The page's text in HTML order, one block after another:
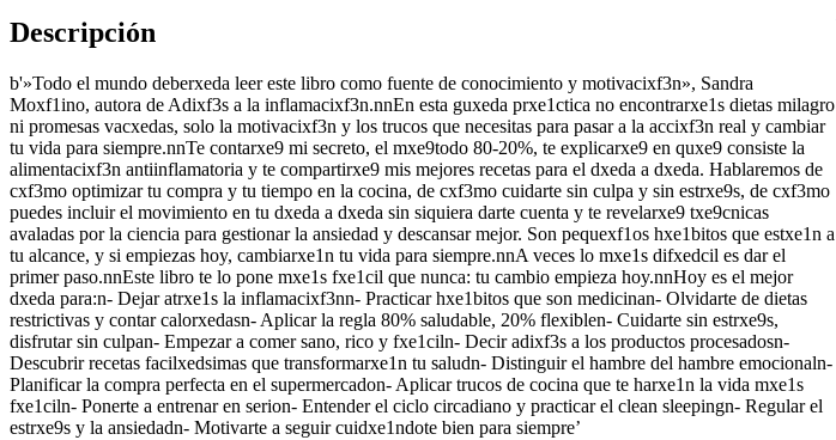
Descripción
b'»Todo el mundo deberxeda leer este libro como fuente de conocimiento y motivacixf3n», Sandra
Moxf1ino, autora de Adixf3s a la inflamacixf3n.nnEn esta guxeda prxe1ctica no encontrarxe1s dietas milagro
ni promesas vacxedas, solo la motivacixf3n y los trucos que necesitas para pasar a la accixf3n real y cambiar
tu vida para siempre.nnTe contarxe9 mi secreto, el mxe9todo 80-20%, te explicarxe9 en quxe9 consiste la
alimentacixf3n antiinflamatoria y te compartirxe9 mis mejores recetas para el dxeda a dxeda. Hablaremos de
cxf3mo optimizar tu compra y tu tiempo en la cocina, de cxf3mo cuidarte sin culpa y sin estrxe9s, de cxf3mo
puedes incluir el movimiento en tu dxeda a dxeda sin siquiera darte cuenta y te revelarxe9 txe9cnicas
avaladas por la ciencia para gestionar la ansiedad y descansar mejor. Son pequexf1os hxe1bitos que estxe1n a
tu alcance, y si empiezas hoy, cambiarxe1n tu vida para siempre.nnA veces lo mxe1s difxedcil es dar el
primer paso.nnEste libro te lo pone mxe1s fxe1cil que nunca: tu cambio empieza hoy.nnHoy es el mejor
dxeda para:n- Dejar atrxe1s la inflamacixf3nn- Practicar hxe1bitos que son medicinan- Olvidarte de dietas
restrictivas y contar calorxedasn- Aplicar la regla 80% saludable, 20% flexiblen- Cuidarte sin estrxe9s,
disfrutar sin culpan- Empezar a comer sano, rico y fxe1ciln- Decir adixf3s a los productos procesadosn-
Descubrir recetas facilxedsimas que transformarxe1n tu saludn- Distinguir el hambre del hambre emocionaln-
Planificar la compra perfecta en el supermercadon- Aplicar trucos de cocina que te harxe1n la vida mxe1s
fxe1ciln- Ponerte a entrenar en serion- Entender el ciclo circadiano y practicar el clean sleepingn- Regular el
estrxe9s y la ansiedadn- Motivarte a seguir cuidxe1ndote bien para siempre’